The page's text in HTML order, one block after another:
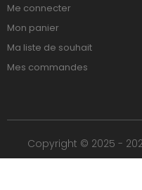
Me connecter
Mon panier
Ma liste de souhait
Mes commandes
Copyright © 2025 -